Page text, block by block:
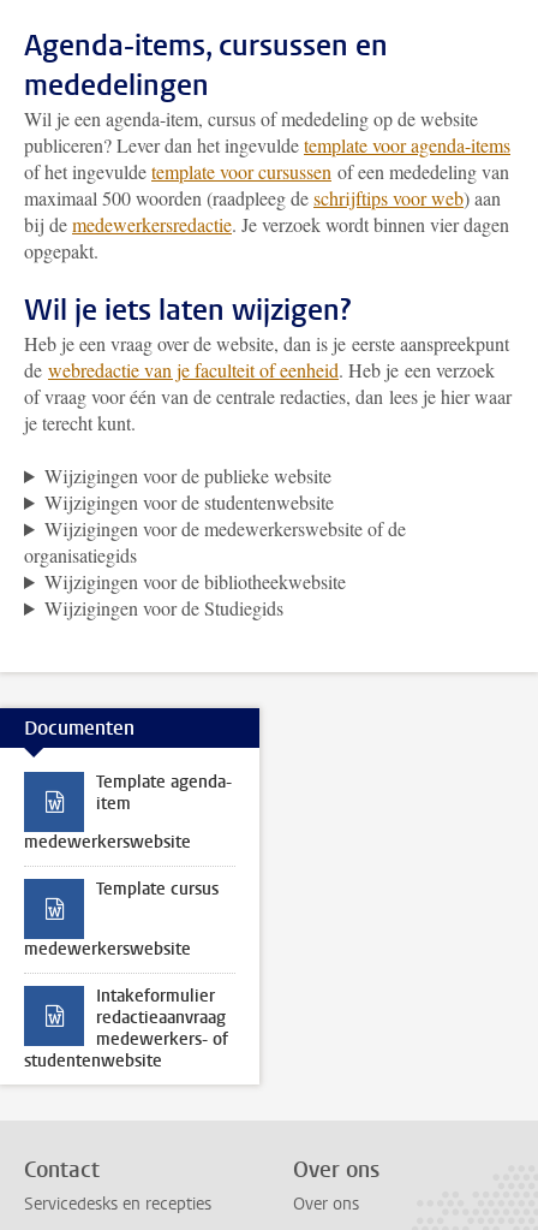
Agenda-items, cursussen en
mededelingen
Wil je een agenda-item, cursus of mededeling op de website
publiceren? Lever dan het ingevuldetemplate voor agenda-items
of het ingevuldetemplate voor cursussen of een mededeling van
maximaal 500 woorden (raadpleeg deschrijftips voor web) aan
bij demedewerkersredactie. Je verzoek wordt binnen vier dagen
opgepakt.
Wil je iets laten wijzigen?
Heb je een vraag over de website, dan is je eerste aanspreekpunt
de webredactie van je faculteit of eenheid. Heb je een verzoek
of vraag voor één van de centrale redacties, dan lees je hier waar
je terecht kunt.
Wijzigingen voor de publieke website
Wijzigingen voor de studentenwebsite
Wijzigingen voor de medewerkerswebsite of de
organisatiegids
Wijzigingen voor de bibliotheekwebsite
Wijzigingen voor de Studiegids
Documenten
Template agenda-
item
medewerkerswebsite
Template cursus
medewerkerswebsite
Intakeformulier
redactieaanvraag
medewerkers- of
studentenwebsite
Contact
Servicedesks en recepties
Over ons
Over ons